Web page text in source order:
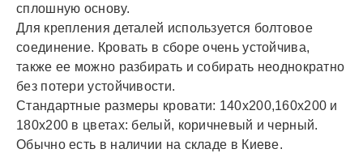
сплошную основу.
Для крепления деталей используется болтовое
соединение. Кровать в сборе очень устойчива,
также ее можно разбирать и собирать неоднократно
без потери устойчивости.
Стандартные размеры кровати: 140х200,160х200 и
180х200 в цветах: белый, коричневый и черный.
Обычно есть в наличии на складе в Киеве.